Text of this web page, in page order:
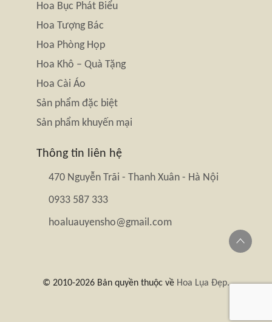
Hoa Bục Phát Biểu
Hoa Tượng Bác
Hoa Phòng Họp
Hoa Khô – Quà Tặng
Hoa Cài Áo
Sản phẩm đặc biệt
Sản phẩm khuyến mại
Thông tin liên hệ
470 Nguyễn Trãi - Thanh Xuân - Hà Nội
0933 587 333
hoaluauyensho@gmail.com
© 2010-2026 Bản quyền thuộc về Hoa Lụa Đẹp.